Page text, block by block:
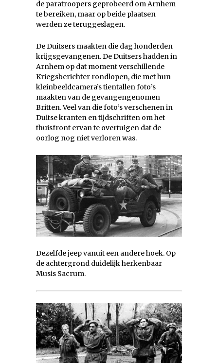
de paratroopers geprobeerd om Arnhem
te bereiken, maar op beide plaatsen
werden ze teruggeslagen.
De Duitsers maakten die dag honderden
krijgsgevangenen. De Duitsers hadden in
Arnhem op dat moment verschillende
Kriegsberichter rondlopen, die met hun
kleinbeeldcamera’s tientallen foto’s
maakten van de gevangengenomen
Britten. Veel van die foto’s verschenen in
Duitse kranten en tijdschriften om het
thuisfront ervan te overtuigen dat de
oorlog nog niet verloren was.
Dezelfde jeep vanuit een andere hoek. Op
de achtergrond duidelijk herkenbaar
Musis Sacrum.